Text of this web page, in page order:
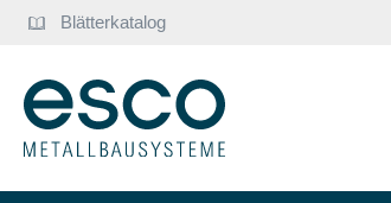
Zur Hauptnavigation springen
Blätterkatalog